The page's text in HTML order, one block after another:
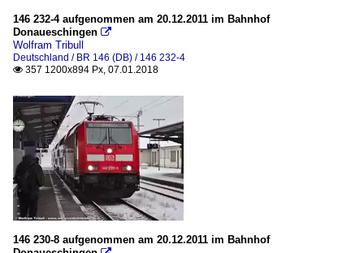
146 232-4 aufgenommen am 20.12.2011 im Bahnhof
Donaueschingen 
Wolfram Tribull
Deutschland / BR 146 (DB) / 146 232-4
 357 1200x894 Px, 07.01.2018
146 230-8 aufgenommen am 20.12.2011 im Bahnhof